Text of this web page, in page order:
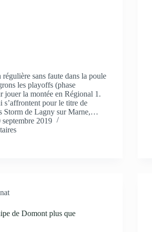
régulière sans faute dans la poule
les playoffs (phase
jouer la montée en Régional 1.
s’affrontent pour le titre de
Storm de Lagny sur Marne,…
septembre 2019
de Domont plus que